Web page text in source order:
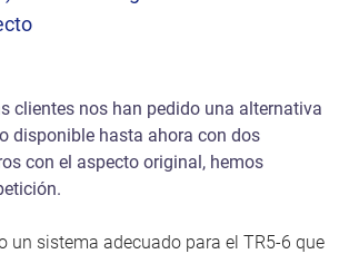
clientes nos han pedido una alternativa
disponible hasta ahora con dos
con el aspecto original, hemos
un sistema adecuado para el TR5-6 que